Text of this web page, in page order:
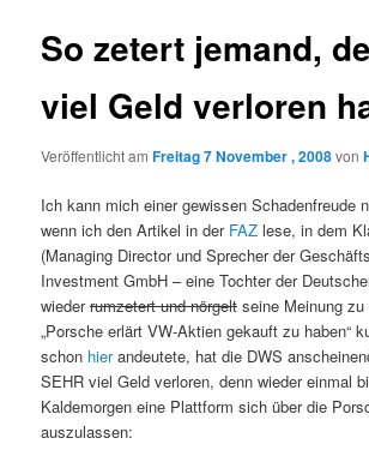
So zetert jemand,
viel Geld verloren
Veröffentlicht amFreitag 7 November , 2008von
Ich kann mich einer gewissen Schadenfreude
wenn ich den Artikel in der FAZlese, in dem
(Managing Director und Sprecher der
Investment GmbH – eine Tochter der
wiederrumzetert und nörgelt seine Meinung
„Porsche erlärt VW-Aktien gekauft zu haben“
schon hierandeutete, hat die DWS
SEHR viel Geld verloren, denn wieder einmal
Kaldemorgen eine Plattform sich über die
auszulassen: